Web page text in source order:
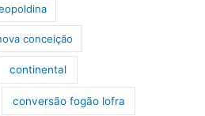
conceição
continental
conversão fogão lofra